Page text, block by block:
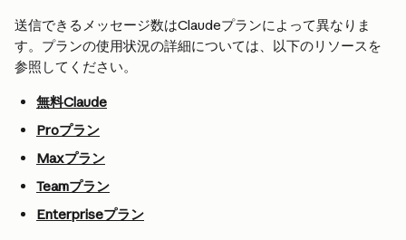
送信できるメッセージ数はClaudeプランによって異なりま
す。プランの使用状況の詳細については、以下のリソースを
参照してください。
無料Claude
Proプラン
Maxプラン
Teamプラン
Enterpriseプラン